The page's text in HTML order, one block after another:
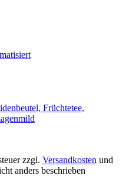
zzgl. Versandkosten und
anders beschrieben